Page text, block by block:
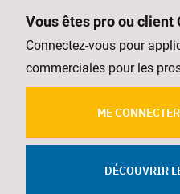
Vous êtes pro ou client
Connectez-vous pour
commerciales pour les
ME
DÉCOUVRIR